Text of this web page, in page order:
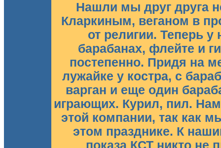
Нашли мы друг друга
Кларкиным, веганом в
от религии. Теперь у
барабанах, флейте и
постепенно. Придя на
лужайке у костра, с
варган и еще один
играющих. Курил, пил.
этой компании, так как
этом празднике. К
показа КСТ никто не